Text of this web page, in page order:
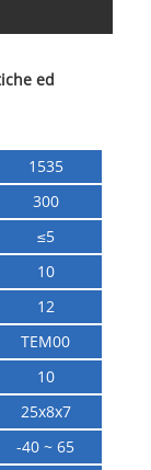
ed
1535
300
≤5
10
12
TEM00
10
25x8x7
-40 ~ 65